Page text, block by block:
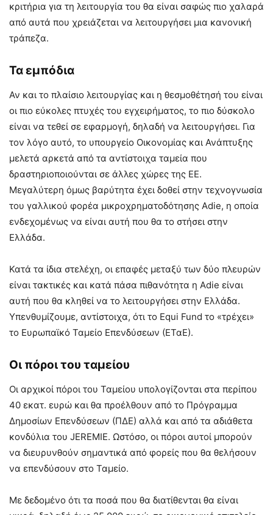
κριτήρια για τη λειτουργία του θα είναι σαφώς πιο χαλαρά
από αυτά που χρειάζεται να λειτουργήσει μια κανονική
τράπεζα.
Τα εμπόδια
Αν και το πλαίσιο λειτουργίας και η θεσμοθέτησή του είναι
οι πιο εύκολες πτυχές του εγχειρήματος, το πιο δύσκολο
είναι να τεθεί σε εφαρμογή, δηλαδή να λειτουργήσει. Για
τον λόγο αυτό, το υπουργείο Οικονομίας και Ανάπτυξης
μελετά αρκετά από τα αντίστοιχα ταμεία που
δραστηριοποιούνται σε άλλες χώρες της ΕΕ.
Μεγαλύτερη όμως βαρύτητα έχει δοθεί στην τεχνογνωσία
του γαλλικού φορέα μικροχρηματοδότησης Adie, η οποία
ενδεχομένως να είναι αυτή που θα το στήσει στην
Ελλάδα.
Κατά τα ίδια στελέχη, οι επαφές μεταξύ των δύο πλευρών
είναι τακτικές και κατά πάσα πιθανότητα η Adie είναι
αυτή που θα κληθεί να το λειτουργήσει στην Ελλάδα.
Υπενθυμίζουμε, αντίστοιχα, ότι το Equi Fund το «τρέχει»
το Ευρωπαϊκό Ταμείο Επενδύσεων (ΕΤαΕ).
Οι πόροι του ταμείου
Οι αρχικοί πόροι του Ταμείου υπολογίζονται στα περίπου
40 εκατ. ευρώ και θα προέλθουν από το Πρόγραμμα
Δημοσίων Επενδύσεων (ΠΔΕ) αλλά και από τα αδιάθετα
κονδύλια του JEREMIE. Ωστόσο, οι πόροι αυτοί μπορούν
να διευρυνθούν σημαντικά από φορείς που θα θελήσουν
να επενδύσουν στο Ταμείο.
Με δεδομένο ότι τα ποσά που θα διατίθενται θα είναι